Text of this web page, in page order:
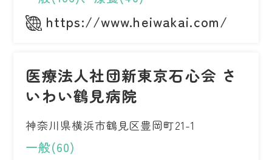
https://www.heiwakai.com/
医療法人社団新東京石心会 さ
いわい鶴見病院
神奈川県横浜市鶴見区豊岡町21-1
一般(60)